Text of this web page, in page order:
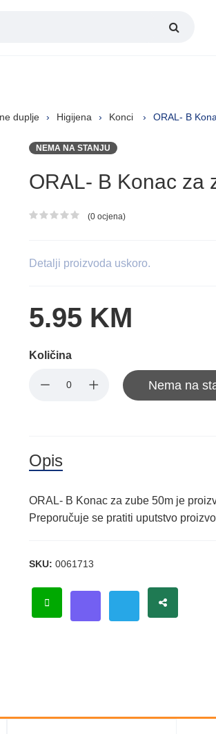
duplje Higijena Konci ORAL- B
NEMA NA STANJU
ORAL- B Konac za
Ocjena proizvoda
(0 ocjena)
Detalji proizvoda uskoro.
5.95 KM
Količina
Nema na
Opis
ORAL- B Konac za zube 50m je
Preporučuje se pratiti uputstvo
SKU:0061713